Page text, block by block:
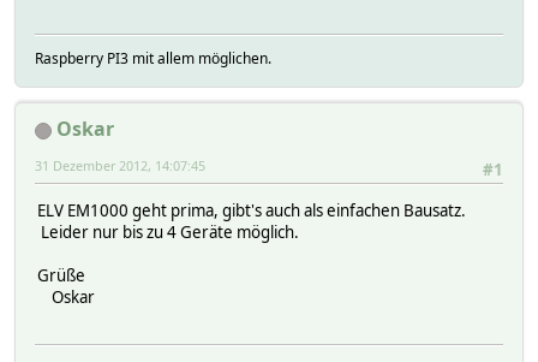
Raspberry PI3 mit allem möglichen.
Oskar
#1
31 Dezember 2012, 14:07:45
ELV EM1000 geht prima, gibt's auch als einfachen Bausatz.
Leider nur bis zu 4 Geräte möglich.
Grüße
Oskar